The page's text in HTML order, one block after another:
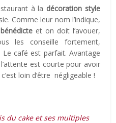
à la décoration style
Comme leur nom l’indique,
et on doit l’avouer,
les conseille fortement,
café est parfait. Avantage
est courte pour avoir
loin d’être négligeable !
du cake et ses multiples